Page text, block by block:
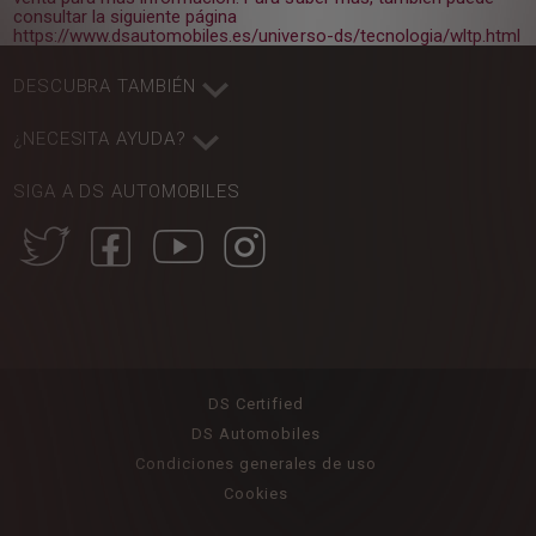
consultar la siguiente página
https://www.dsautomobiles.es/universo-ds/tecnologia/wltp.html
DESCUBRA TAMBIÉN
¿NECESITA AYUDA?
SIGA A DS AUTOMOBILES
DS Certified
DS Automobiles
Condiciones generales de uso
Cookies